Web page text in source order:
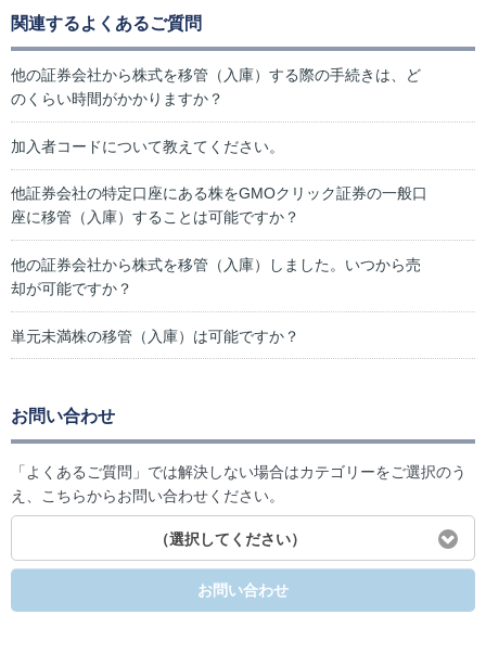
関連するよくあるご質問
他の証券会社から株式を移管（入庫）する際の手続きは、ど
のくらい時間がかかりますか？
加入者コードについて教えてください。
他証券会社の特定口座にある株をGMOクリック証券の一般口
座に移管（入庫）することは可能ですか？
他の証券会社から株式を移管（入庫）しました。いつから売
却が可能ですか？
単元未満株の移管（入庫）は可能ですか？
お問い合わせ
「よくあるご質問」では解決しない場合はカテゴリーをご選択のう
え、こちらからお問い合わせください。
（選択してください）
お問い合わせ